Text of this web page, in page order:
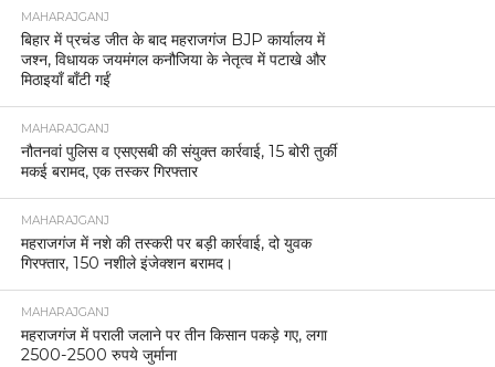
MAHARAJGANJ
बिहार में प्रचंड जीत के बाद महराजगंज BJP कार्यालय में
जश्न, विधायक जयमंगल कनौजिया के नेतृत्व में पटाखे और
मिठाइयाँ बाँटी गईं
MAHARAJGANJ
नौतनवां पुलिस व एसएसबी की संयुक्त कार्रवाई, 15 बोरी तुर्की
मकई बरामद, एक तस्कर गिरफ्तार
MAHARAJGANJ
महराजगंज में नशे की तस्करी पर बड़ी कार्रवाई, दो युवक
गिरफ्तार, 150 नशीले इंजेक्शन बरामद।
MAHARAJGANJ
महराजगंज में पराली जलाने पर तीन किसान पकड़े गए, लगा
2500-2500 रुपये जुर्माना